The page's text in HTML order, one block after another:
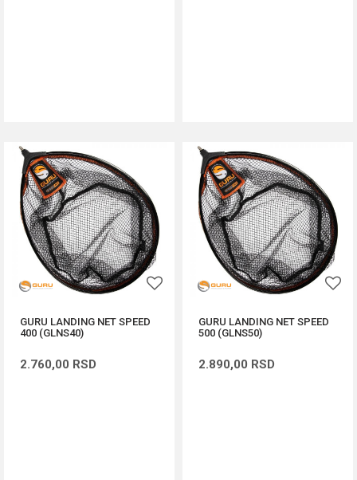
GURU LANDING NET SPEED
400 (GLNS40)
2.760,00 RSD
GURU LANDING NET SPEED
500 (GLNS50)
2.890,00 RSD